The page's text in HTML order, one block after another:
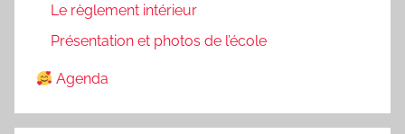
Le règlement intérieur
Présentation et photos de l’école
Agenda